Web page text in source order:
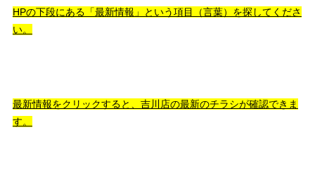
HPの下段にある「最新情報」という項目（言葉）を探してくださ
い。
最新情報をクリックすると、吉川店の最新のチラシが確認できま
す。